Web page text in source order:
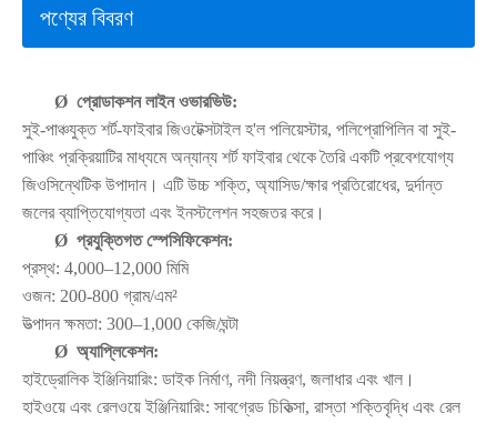
পণ্যের বিবরণ
Ø প্রোডাকশন লাইন ওভারভিউ:
সুই-পাঞ্চযুক্ত শর্ট-ফাইবার জিওটেক্সটাইল হ'ল পলিয়েস্টার, পলিপ্রোপিলিন বা সুই-
পাঞ্চিং প্রক্রিয়াটির মাধ্যমে অন্যান্য শর্ট ফাইবার থেকে তৈরি একটি প্রবেশযোগ্য
জিওসিন্থেটিক উপাদান। এটি উচ্চ শক্তি, অ্যাসিড/ক্ষার প্রতিরোধের, দুর্দান্ত
জলের ব্যাপ্তিযোগ্যতা এবং ইনস্টলেশন সহজতর করে।
Ø প্রযুক্তিগত স্পেসিফিকেশন:
প্রস্থ: 4,000–12,000 মিমি
ওজন: 200-800 গ্রাম/এম²
উত্পাদন ক্ষমতা: 300–1,000 কেজি/ঘন্টা
Ø অ্যাপ্লিকেশন:
হাইড্রোলিক ইঞ্জিনিয়ারিং: ডাইক নির্মাণ, নদী নিয়ন্ত্রণ, জলাধার এবং খাল।
হাইওয়ে এবং রেলওয়ে ইঞ্জিনিয়ারিং: সাবগ্রেড চিকিত্সা, রাস্তা শক্তিবৃদ্ধি এবং রেল